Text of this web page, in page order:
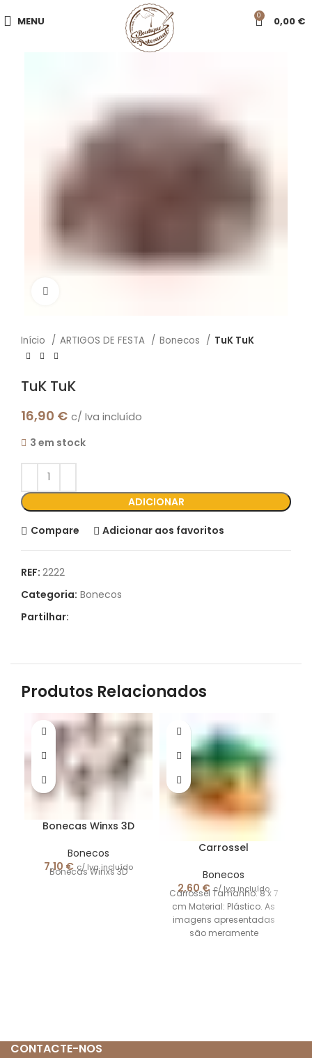
MENU 0 0,00 €
Início ARTIGOS DE FESTA Bonecos TuK TuK
TuK TuK
16,90 € c/ Iva incluído
3 em stock
ADICIONAR
Compare Adicionar aos favoritos
REF: 2222
Categoria: Bonecos
Partilhar:
Produtos Relacionados
Bonecas Winxs 3D
Bonecos
7,10 € c/ Iva incluído
Bonecas Winxs 3D
Carrossel
Bonecos
2,60 € c/ Iva incluído
Carrossel Tamanho: 8 x 7
cm Material: Plástico. As
imagens apresentadas
são meramente
CONTACTE-NOS